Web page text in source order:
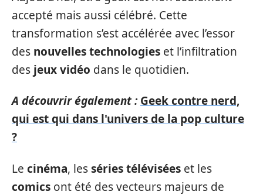
accepté mais aussi célébré. Cette
transformation s’est accélérée avec l’essor
des nouvelles technologies et l’infiltration
des jeux vidéo dans le quotidien.
A découvrir également : Geek contre nerd,
qui est qui dans l'univers de la pop culture
?
Le cinéma, lesséries télévisées et les
comics ont été des vecteurs majeurs de